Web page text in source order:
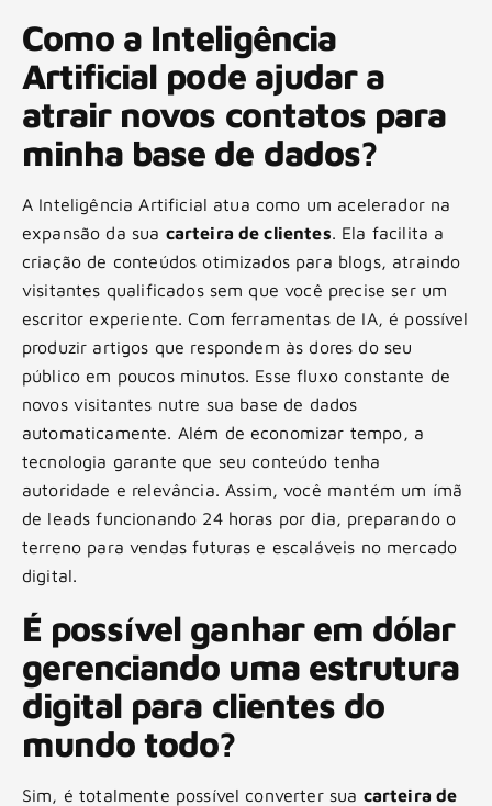
Como a Inteligência
Artificial pode ajudar a
atrair novos contatos para
minha base de dados?
A Inteligência Artificial atua como um acelerador na
expansão da sua carteira de clientes. Ela facilita a
criação de conteúdos otimizados para blogs, atraindo
visitantes qualificados sem que você precise ser um
escritor experiente. Com ferramentas de IA, é possível
produzir artigos que respondem às dores do seu
público em poucos minutos. Esse fluxo constante de
novos visitantes nutre sua base de dados
automaticamente. Além de economizar tempo, a
tecnologia garante que seu conteúdo tenha
autoridade e relevância. Assim, você mantém um ímã
de leads funcionando 24 horas por dia, preparando o
terreno para vendas futuras e escaláveis no mercado
digital.
É possível ganhar em dólar
gerenciando uma estrutura
digital para clientes do
mundo todo?
Sim, é totalmente possível converter sua carteira de